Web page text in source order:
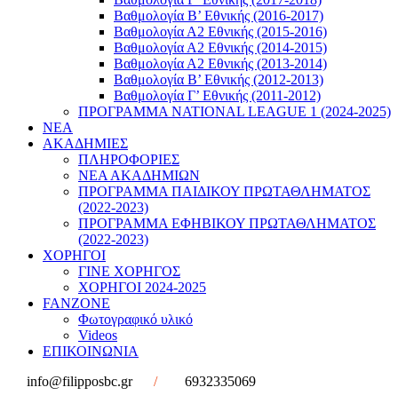
Βαθμολογία Β’ Εθνικής (2016-2017)
Βαθμολογία Α2 Εθνικής (2015-2016)
Βαθμολογία Α2 Εθνικής (2014-2015)
Βαθμολογία Α2 Εθνικής (2013-2014)
Βαθμολογία Β’ Εθνικής (2012-2013)
Βαθμολογία Γ’ Εθνικής (2011-2012)
ΠΡΟΓΡΑΜΜΑ NATIONAL LEAGUE 1 (2024-2025)
ΝΕΑ
ΑΚΑΔΗΜΙΕΣ
ΠΛΗΡΟΦΟΡΙΕΣ
ΝΕΑ ΑΚΑΔΗΜΙΩΝ
ΠΡΟΓΡΑΜΜΑ ΠΑΙΔΙΚΟΥ ΠΡΩΤΑΘΛΗΜΑΤΟΣ
(2022-2023)
ΠΡΟΓΡΑΜΜΑ ΕΦΗΒΙΚΟΥ ΠΡΩΤΑΘΛΗΜΑΤΟΣ
(2022-2023)
ΧΟΡΗΓΟΙ
ΓΙΝΕ ΧΟΡΗΓΟΣ
ΧΟΡΗΓΟΙ 2024-2025
FANZONE
Φωτογραφικό υλικό
Videos
ΕΠΙΚΟΙΝΩΝΙΑ
info@filipposbc.gr
/ 6932335069